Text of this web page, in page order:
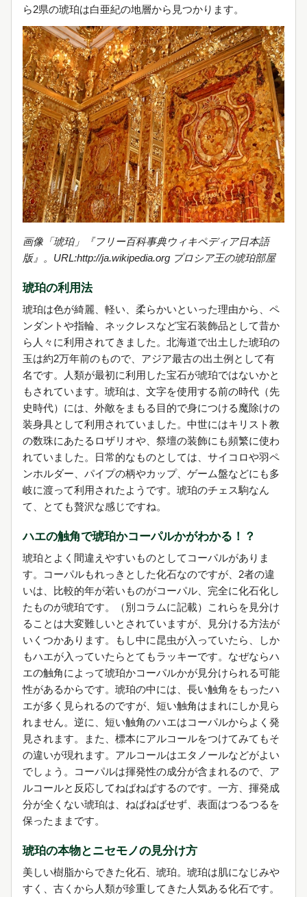
ら2県の琥珀は白亜紀の地層から見つかります。
画像「琥珀」『フリー百科事典ウィキペディア日本語
版』。URL:http://ja.wikipedia.org プロシア王の琥珀部屋
琥珀の利用法
琥珀は色が綺麗、軽い、柔らかいといった理由から、ペ
ンダントや指輪、ネックレスなど宝石装飾品として昔か
ら人々に利用されてきました。北海道で出土した琥珀の
玉は約2万年前のもので、アジア最古の出土例として有
名です。人類が最初に利用した宝石が琥珀ではないかと
もされています。琥珀は、文字を使用する前の時代（先
史時代）には、外敵をまもる目的で身につける魔除けの
装身具として利用されていました。中世にはキリスト教
の数珠にあたるロザリオや、祭壇の装飾にも頻繁に使わ
れていました。日常的なものとしては、サイコロや羽ペ
ンホルダー、パイプの柄やカップ、ゲーム盤などにも多
岐に渡って利用されたようです。琥珀のチェス駒なん
て、とても贅沢な感じですね。
ハエの触角で琥珀かコーパルかがわかる！？
琥珀とよく間違えやすいものとしてコーパルがありま
す。コーパルもれっきとした化石なのですが、2者の違
いは、比較的年が若いものがコーパル、完全に化石化し
たものが琥珀です。（別コラムに記載）これらを見分け
ることは大変難しいとされていますが、見分ける方法が
いくつかあります。もし中に昆虫が入っていたら、しか
もハエが入っていたらとてもラッキーです。なぜならハ
エの触角によって琥珀かコーパルかが見分けられる可能
性があるからです。琥珀の中には、長い触角をもったハ
エが多く見られるのですが、短い触角はまれにしか見ら
れません。逆に、短い触角のハエはコーパルからよく発
見されます。また、標本にアルコールをつけてみてもそ
の違いが現れます。アルコールはエタノールなどがよい
でしょう。コーパルは揮発性の成分が含まれるので、ア
ルコールと反応してねばねばするのです。一方、揮発成
分が全くない琥珀は、ねばねばせず、表面はつるつるを
保ったままです。
琥珀の本物とニセモノの見分け方
美しい樹脂からできた化石、琥珀。琥珀は肌になじみや
すく、古くから人類が珍重してきた人気ある化石です。